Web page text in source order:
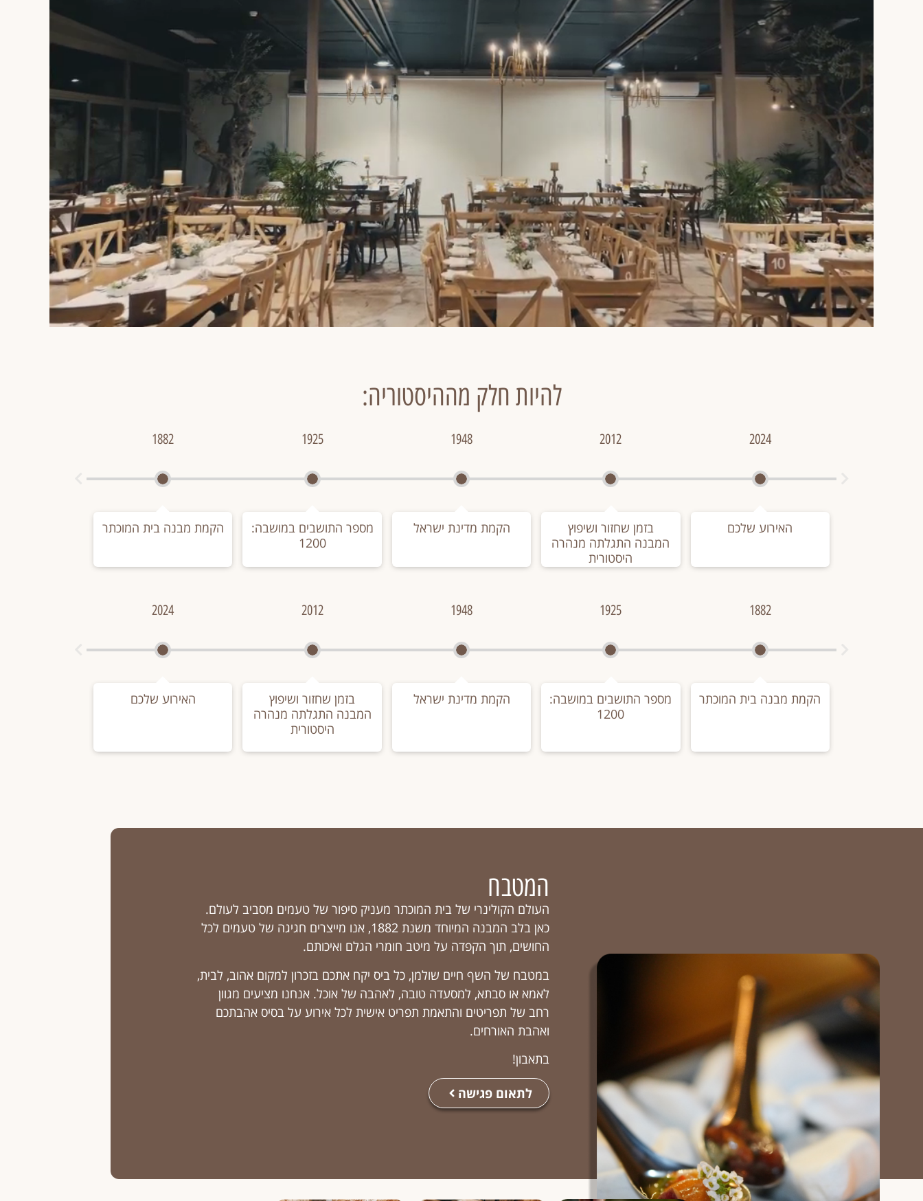
להיות חלק מההיסטוריה:
2024
האירוע שלכם
2012
בזמן שחזור ושיפוץ
המבנה התגלתה מנהרה
היסטורית
1948
הקמת מדינת ישראל
1925
מספר התושבים במושבה:
1200
1882
הקמת מבנה בית המוכתר
1882
הקמת מבנה בית המוכתר
1925
מספר התושבים במושבה:
1200
1948
הקמת מדינת ישראל
2012
בזמן שחזור ושיפוץ
המבנה התגלתה מנהרה
היסטורית
2024
האירוע שלכם
המטבח
העולם הקולינרי של בית המוכתר מעניק סיפור של טעמים מסביב לעולם.
כאן בלב המבנה המיוחד משנת 1882, אנו מייצרים חגיגה של טעמים לכל
החושים, תוך הקפדה על מיטב חומרי הגלם ואיכותם.
במטבח של השף חיים שולמן, כל ביס יקח אתכם בזכרון למקום אהוב, לבית,
לאמא או סבתא, למסעדה טובה, לאהבה של אוכל. אנחנו מציעים מגוון
רחב של תפריטים והתאמת תפריט אישית לכל אירוע על בסיס אהבתכם
ואהבת האורחים.
בתאבון!
לתאום פגישה